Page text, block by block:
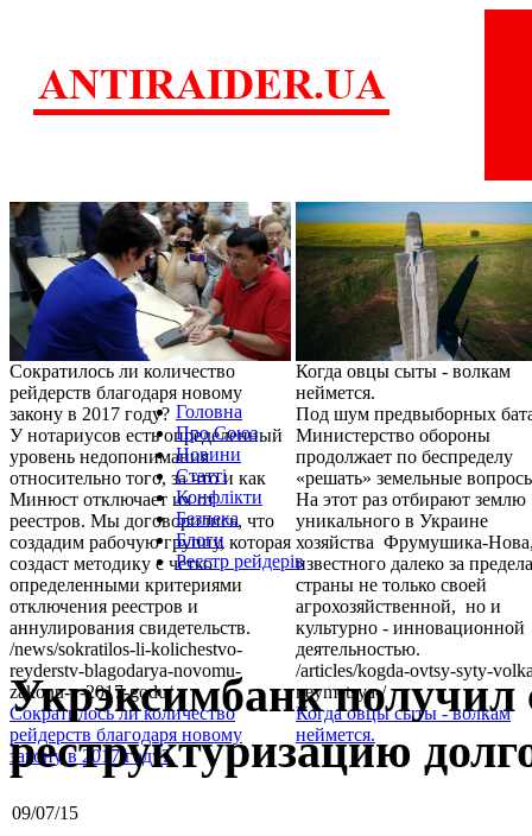
Сократилось ли количество
рейдерств благодаря новому
закону в 2017 году?
У нотариусов есть определенный
уровень недопонимания
относительно того, за что и как
Минюст отключает их от
реестров. Мы договорились, что
создадим рабочую группу, которая
создаст методику с четко
определенными критериями
отключения реестров и
аннулирования свидетельств.
/news/sokratilos-li-kolichestvo-
reyderstv-blagodarya-novomu-
zakonu-v-2017-godu/
Сократилось ли количество
рейдерств благодаря новому
закону в 2017 году?
Когда овцы сыты - волкам
неймется.
Под шум предвыборных
Министерство обороны
продолжает по беспределу
«решать» земельные
На этот раз отбирают землю
уникального в Украине
хозяйства Фрумушика-
известного далеко за
страны не только своей
агрохозяйственной, но и
культурно - инновационной
деятельностью.
/articles/kogda-ovtsy-syty-
neymetsya-/
Когда овцы сыты - волкам
неймется.
Головна
Про Союз
Новини
Статті
Конфлікти
Безпека
Блоги
Реєстр рейдерів
Укрэксимбанк получил
реструктуризацию
09/07/15